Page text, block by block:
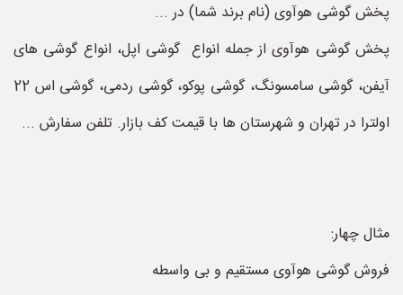
پخش گوشی هوآوی (نام برند شما) در ...
پخش گوشی هوآوی از جمله انواع گوشی اپل، انواع گوشی های
آیفن، گوشی سامسونگ، گوشی پوکو، گوشی ردمی، گوشی اس 22
اولترا در تهران و شهرستان ها با قیمت کف بازار. تلفن سفارش ...
مثال چهار:
فروش گوشی هوآوی مستقیم و بی واسطه